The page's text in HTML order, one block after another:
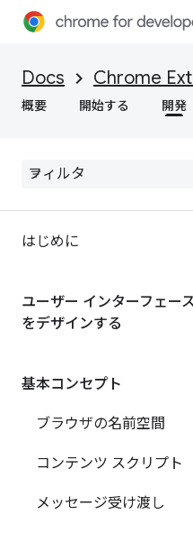
Docs Chrome
概要 開始する 開発
はじめに
ユーザー インターフェー
をデザインする
基本コンセプト
ブラウザの名前空間
コンテンツ スクリプト
メッセージ受け渡し